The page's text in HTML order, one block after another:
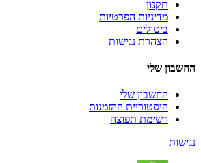
תקנון
מדיניות הפרטיות
ביטולים
הצהרת נגישות
החשבון שלי
החשבון שלי
היסטוריית ההזמנות
רשימת תפוצה
נגישות